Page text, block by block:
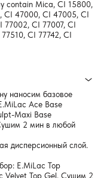
contain Mica, CI 15800,
CI 47000, CI 47005, CI
77002, CI 77007, CI
CI 77742, CI
наносим базовое
Ace Base
Maxi Base
2 мин в любой
дисперсионный слой.
E.MiLac Top
Velvet Top Gel. Сушим 2